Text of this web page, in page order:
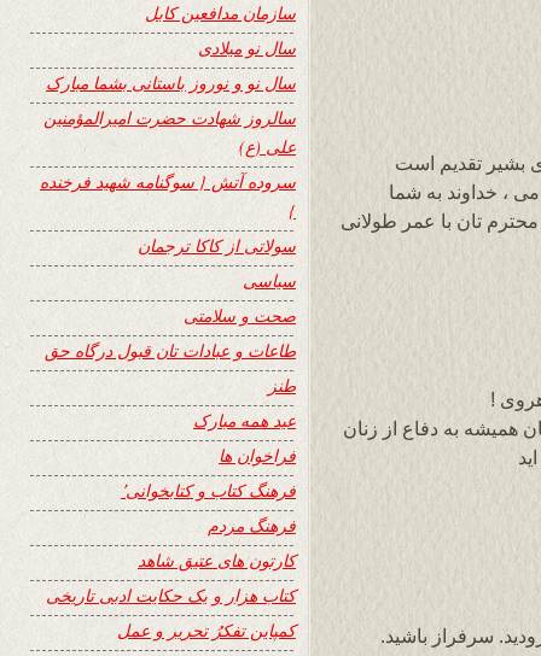
بشیر تقدیم است
، خداوند به شما
تان با عمر طولانی
!
همیشه به دفاع از زنان
سرفراز باشید.
سازمان مدافعین کابل
سال نو میلادی
سال نو و نوروز باستانی بشما مبارک
سالروز شهادت حضرت امیرالمؤمنین
علی (ع)
سروده آتش { سوگنامه شهید فرخنده
}
سولاتی از کاکا ترجمان
سیاسی
صحت و سلامتی
طاعات و عبادات تان قبول درگاه حق
طنز
عید همه مبارک
فراخوان ها
فرهنگ کتاب و کتابخوانی٬
فرهنگ مردم
کارتون های عتیق شاهد
کتاب هزار و یک حکایت ادبی تاریخی
کمپاین تفکرُ تحریر و عمل